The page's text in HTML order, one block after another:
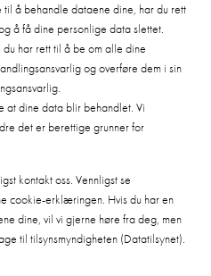
til å behandle dataene dine, har du rett
å få dine personlige data slettet.
har rett til å be om alle dine
og overføre dem i sin
at dine data blir behandlet. Vi
det er berettige grunner for
kontakt oss. Vennligst se
cookie-erklæringen. Hvis du har en
dine, vil vi gjerne høre fra deg, men
til tilsynsmyndigheten (Datatilsynet).